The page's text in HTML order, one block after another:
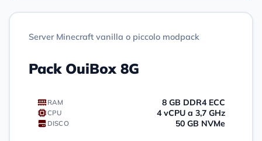
Server Minecraft vanilla o piccolo modpack
Pack OuiBox 8G
RAM 8 GB DDR4 ECC
CPU 4 vCPU a 3,7 GHz
DISCO 50 GB NVMe